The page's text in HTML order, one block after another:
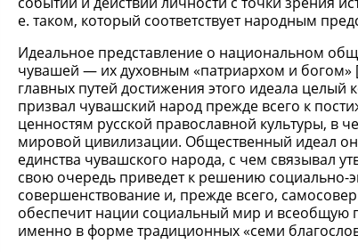
е. таком, который соответствует народным
Идеальное представление о национальном
чувашей — их духовным «патриархом и
главных путей достижения этого идеала
призвал чувашский народ прежде всего к
ценностям русской православной культуры, в
мировой цивилизации. Общественный идеал он
единства чувашского народа, с чем связывал
свою очередь приведет к решению социально-
совершенствование и, прежде всего,
обеспечит нации социальный мир и всеобщую
именно в форме традиционных «семи